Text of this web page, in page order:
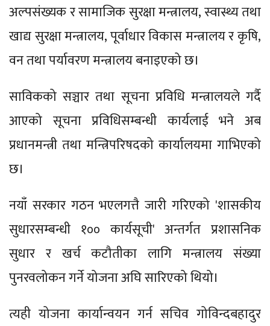
अल्पसंख्यक र सामाजिक सुरक्षा मन्त्रालय, स्वास्थ्य तथा
खाद्य सुरक्षा मन्त्रालय, पूर्वाधार विकास मन्त्रालय र कृषि,
वन तथा पर्यावरण मन्त्रालय बनाइएको छ।
साविकको सञ्चार तथा सूचना प्रविधि मन्त्रालयले गर्दै
आएको सूचना प्रविधिसम्बन्धी कार्यलाई भने अब
प्रधानमन्त्री तथा मन्त्रिपरिषदको कार्यालयमा गाभिएको
छ।
नयाँ सरकार गठन भएलगत्तै जारी गरिएको 'शासकीय
सुधारसम्बन्धी १०० कार्यसूची' अन्तर्गत प्रशासनिक
सुधार र खर्च कटौतीका लागि मन्त्रालय संख्या
पुनरवलोकन गर्ने योजना अघि सारिएको थियो।
त्यही योजना कार्यान्वयन गर्न सचिव गोविन्दबहादुर